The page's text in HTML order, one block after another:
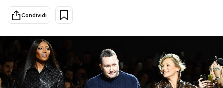
Scienza
Cultura
Economia
Sport
Altrecose
Condividi